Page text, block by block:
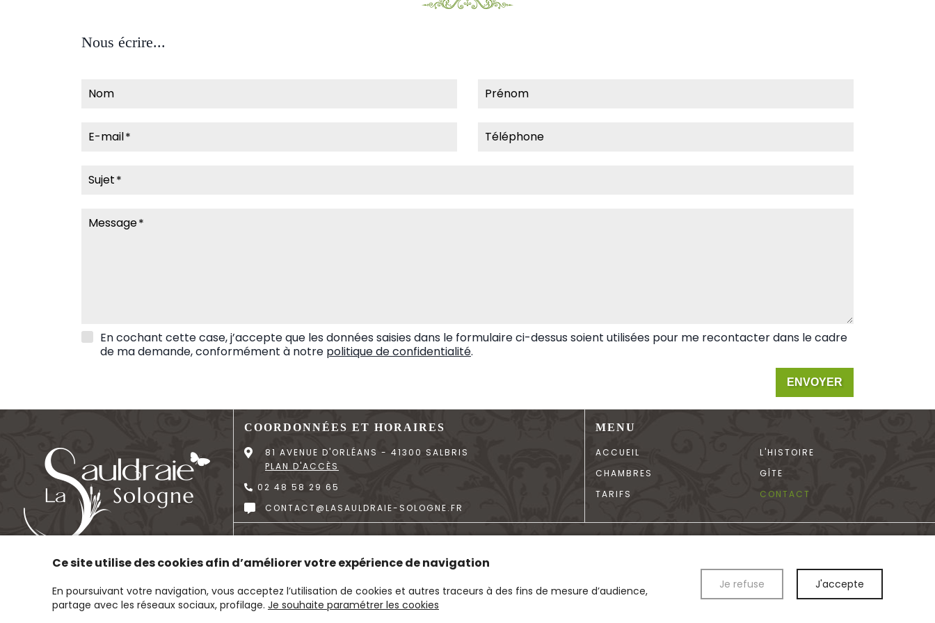
Nous écrire...
Nom Prénom
E-mail Téléphone
Sujet
Message
En cochant cette case, j’accepte que les données saisies dans le formulaire ci-dessus soient utilisées pour me recontacter dans le cadre
de ma demande, conformément à notre politique de confidentialité.
ENVOYER
COORDONNÉES ET HORAIRES
81 AVENUE D'ORLÉANS - 41300 SALBRIS
PLAN D'ACCÈS
02 48 58 29 65
CONTACT@LASAULDRAIE-SOLOGNE.FR
MENU
ACCUEIL
L'HISTOIRE
CHAMBRES
GÎTE
TARIFS
CONTACT
Ce site utilise des cookies afin d’améliorer votre expérience de navigation
En poursuivant votre navigation, vous acceptez l’utilisation de cookies et autres traceurs à des fins de mesure d’audience,
partage avec les réseaux sociaux, profilage. Je souhaite paramétrer les cookies
Je refuse J'accepte